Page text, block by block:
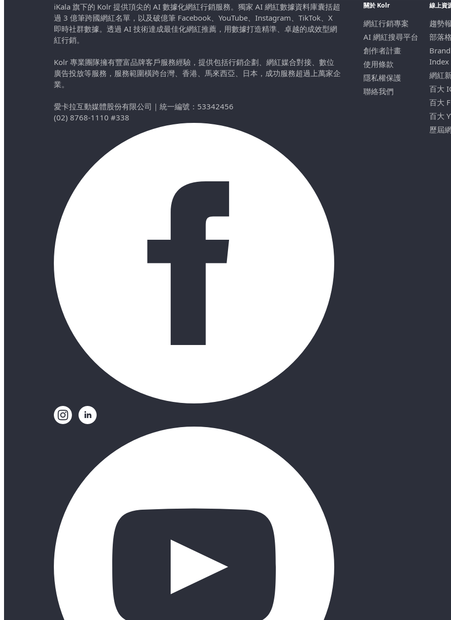
iKala 旗下的 Kolr 提供頂尖的 AI 數據化網紅行銷服務。獨家 AI 網紅數據資料庫囊括超
過 3 億筆跨國網紅名單，以及破億筆 Facebook、YouTube、Instagram、TikTok、X
即時社群數據。透過 AI 技術達成最佳化網紅推薦，用數據打造精準、卓越的成效型網
紅行銷。
Kolr 專業團隊擁有豐富品牌客戶服務經驗，提供包括行銷企劃、網紅媒合對接、數位
廣告投放等服務，服務範圍橫跨台灣、香港、馬來西亞、日本，成功服務超過上萬家企
業。
愛卡拉互動媒體股份有限公司 ｜ 統一編號：53342456
(02) 8768-1110 #338
關於 Kolr
網紅行銷專案
AI 網紅搜尋平台
創作者計畫
使用條款
隱私權保護
聯絡我們
線上資
趨勢
部落格
Index
網紅
百大
百大
百大
歷屆